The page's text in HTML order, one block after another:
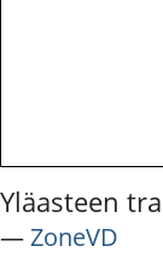
Yläasteen
―ZoneVD